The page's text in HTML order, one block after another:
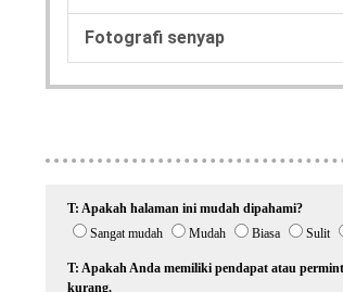
Fotografi senyap